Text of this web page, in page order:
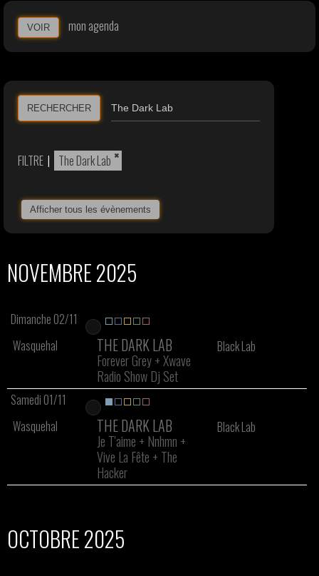
VOIR mon agenda
RECHERCHER
FILTRE | ×
The Dark Lab
Afficher tous les évènements
NOVEMBRE 2025
Dimanche 02/11
Wasquehal
THE DARK LAB
Forever Grey+ Xwave
Radio Show Dj Set
Black Lab
Samedi 01/11
Wasquehal
THE DARK LAB
Je T'aime + Nnhmn +
Vive La Fête + The
Hacker
Black Lab
OCTOBRE 2025